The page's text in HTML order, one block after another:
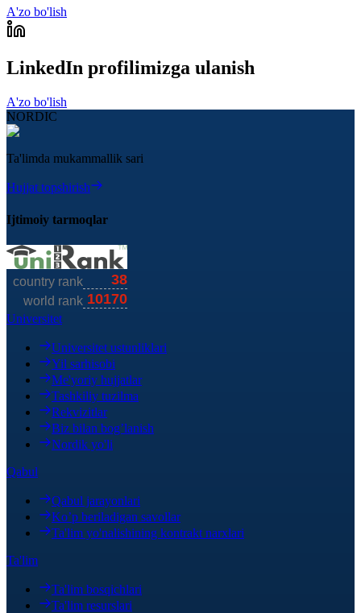
A'zo bo'lish
LinkedIn profilimizga ulanish
A'zo bo'lish
NORDIC
Ta'limda mukammallik sari
Hujjat topshirish
Ijtimoiy tarmoqlar
Universitet
Universitet ustunliklari
Yil sarhisobi
Me'yoriy hujjatlar
Tashkiliy tuzilma
Rekvizitlar
Biz bilan bog’lanish
Nordik yo'li
Qabul
Qabul jarayonlari
Ko’p beriladigan savollar
Ta'lim yo'nalishining kontrakt narxlari
Ta'lim
Ta'lim bosqichlari
Ta'lim resurslari